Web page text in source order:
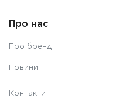
Про нас
Про бренд
Новини
Контакти